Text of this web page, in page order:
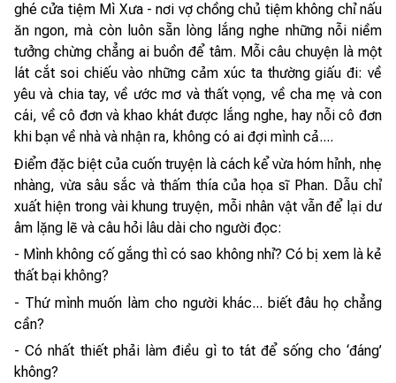
ghé cửa tiệm Mì Xưa - nơi vợ chồng chủ tiệm không chỉ nấu
ăn ngon, mà còn luôn sẵn lòng lắng nghe những nỗi niềm
tưởng chừng chẳng ai buồn để tâm. Mỗi câu chuyện là một
lát cắt soi chiếu vào những cảm xúc ta thường giấu đi: về
yêu và chia tay, về ước mơ và thất vọng, về cha mẹ và con
cái, về cô đơn và khao khát được lắng nghe, hay nỗi cô đơn
khi bạn về nhà và nhận ra, không có ai đợi mình cả....
Điểm đặc biệt của cuốn truyện là cách kể vừa hóm hỉnh, nhẹ
nhàng, vừa sâu sắc và thấm thía của họa sĩ Phan. Dẫu chỉ
xuất hiện trong vài khung truyện, mỗi nhân vật vẫn để lại dư
âm lặng lẽ và câu hỏi lâu dài cho người đọc:
- Mình không cố gắng thì có sao không nhỉ? Có bị xem là kẻ
thất bại không?
- Thứ mình muốn làm cho người khác... biết đâu họ chẳng
cần?
- Có nhất thiết phải làm điều gì to tát để sống cho ‘đáng’
không?